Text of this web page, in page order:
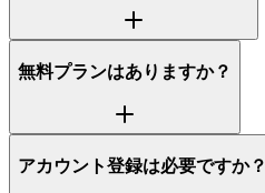
無料プランはありますか？
アカウント登録は必要ですか？